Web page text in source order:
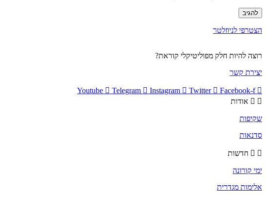
הצטרפי לניוזלטר
רוצה להיות חלק מפוליטיקלי קוראת?
יצירת קשר
Youtube Telegram Instagram Twitter
Facebook-f
אודות
שקיפות
סדנאות
חדשות
ימי קורונה
אלימות מגדרית